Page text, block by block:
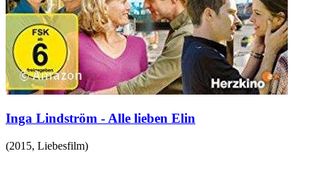
Inga Lindström - Alle lieben Elin
(2015, Liebesfilm)